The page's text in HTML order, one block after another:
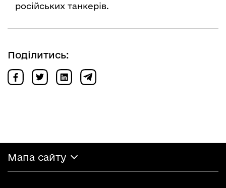
російських танкерів.
Поділитись:
Мапа сайту